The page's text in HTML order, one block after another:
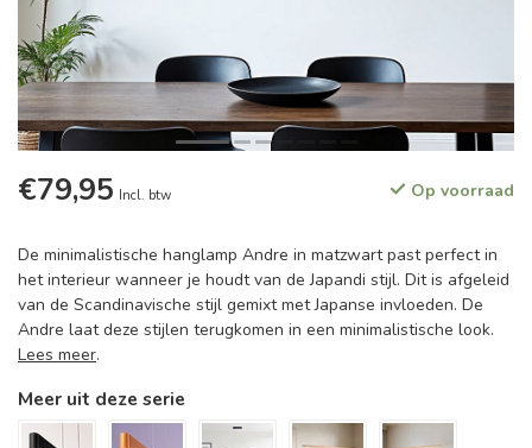
€79,95 Incl. btw Op voorraad
De minimalistische hanglamp Andre in matzwart past perfect in
het interieur wanneer je houdt van de Japandi stijl. Dit is afgeleid
van de Scandinavische stijl gemixt met Japanse invloeden. De
Andre laat deze stijlen terugkomen in een minimalistische look.
Lees meer.
Meer uit deze serie